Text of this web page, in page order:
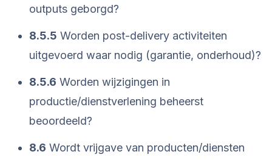
outputs geborgd?
8.5.5 Worden post-delivery activiteiten
uitgevoerd waar nodig (garantie, onderhoud)?
8.5.6 Worden wijzigingen in
productie/dienstverlening beheerst
beoordeeld?
8.6 Wordt vrijgave van producten/diensten